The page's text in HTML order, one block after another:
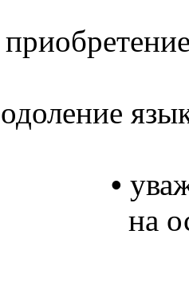
•
на